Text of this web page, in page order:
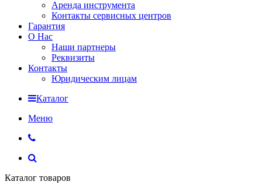
Аренда инструмента
Контакты сервисных центров
Гарантия
О Нас
Наши партнеры
Реквизиты
Контакты
Юридическим лицам
Каталог
Меню
Каталог товаров